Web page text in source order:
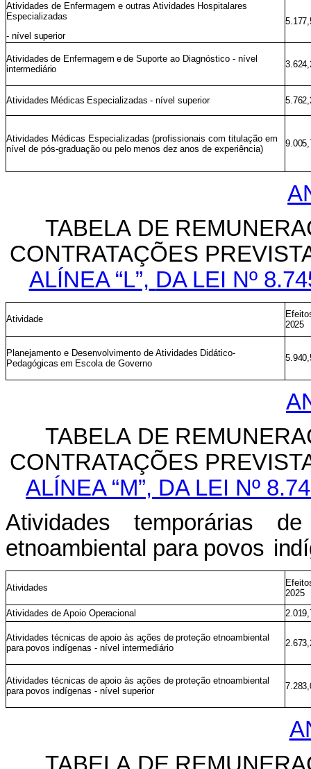
Atividades de Enfermagem e outras Atividades Hospitalares
Especializadas
- nível superior
Atividades de Enfermagem e de Suporte ao Diagnóstico - nível
intermediário
Atividades Médicas Especializadas - nível superior
Atividades Médicas Especializadas (profissionais com titulação em
nível de pós-graduação ou pelo menos dez anos de experiência)
TABELA DE
CONTRATAÇÕES
ALÍNEA “L”, DA LEI Nº
Atividade
2025
Planejamento e Desenvolvimento de Atividades Didático-
Pedagógicas em Escola de Governo
TABELA DE
CONTRATAÇÕES
ALÍNEA “M”, DA LEI Nº
Atividades
temporárias
de
etnoambiental para povos
Atividades
2025
Atividades de Apoio Operacional
Atividades técnicas de apoio às ações de proteção etnoambiental
para povos indígenas - nível intermediário
Atividades técnicas de apoio às ações de proteção etnoambiental
para povos indígenas - nível superior